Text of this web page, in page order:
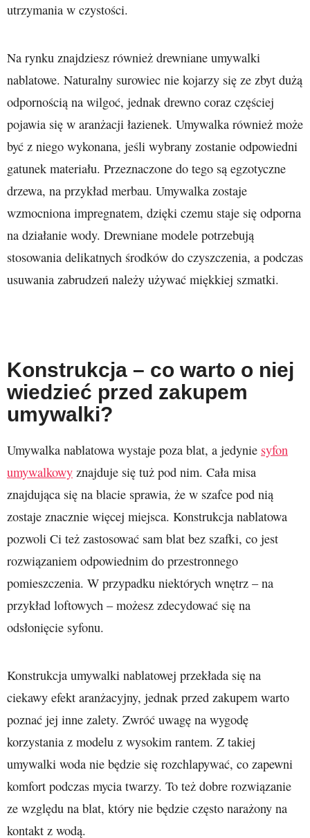
utrzymania w czystości.
Na rynku znajdziesz również drewniane umywalki
nablatowe. Naturalny surowiec nie kojarzy się ze zbyt dużą
odpornością na wilgoć, jednak drewno coraz częściej
pojawia się w aranżacji łazienek. Umywalka również może
być z niego wykonana, jeśli wybrany zostanie odpowiedni
gatunek materiału. Przeznaczone do tego są egzotyczne
drzewa, na przykład merbau. Umywalka zostaje
wzmocniona impregnatem, dzięki czemu staje się odporna
na działanie wody. Drewniane modele potrzebują
stosowania delikatnych środków do czyszczenia, a podczas
usuwania zabrudzeń należy używać miękkiej szmatki.
Konstrukcja – co warto o niej
wiedzieć przed zakupem
umywalki?
Umywalka nablatowa wystaje poza blat, a jedynie syfon
umywalkowy znajduje się tuż pod nim. Cała misa
znajdująca się na blacie sprawia, że w szafce pod nią
zostaje znacznie więcej miejsca. Konstrukcja nablatowa
pozwoli Ci też zastosować sam blat bez szafki, co jest
rozwiązaniem odpowiednim do przestronnego
pomieszczenia. W przypadku niektórych wnętrz – na
przykład loftowych – możesz zdecydować się na
odsłonięcie syfonu.
Konstrukcja umywalki nablatowej przekłada się na
ciekawy efekt aranżacyjny, jednak przed zakupem warto
poznać jej inne zalety. Zwróć uwagę na wygodę
korzystania z modelu z wysokim rantem. Z takiej
umywalki woda nie będzie się rozchlapywać, co zapewni
komfort podczas mycia twarzy. To też dobre rozwiązanie
ze względu na blat, który nie będzie często narażony na
kontakt z wodą.